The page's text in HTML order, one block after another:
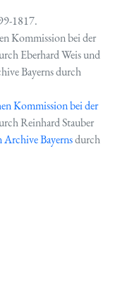
1817.
Kommission bei der
Eberhard Weis und
Bayerns durch
Kommission bei der
Reinhard Stauber
Bayernsdurch